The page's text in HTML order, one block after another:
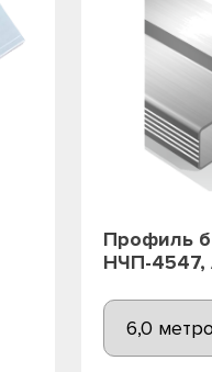
Профиль
НЧП-